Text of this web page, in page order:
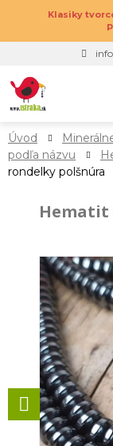
Klasiky
Úvod
podľa názvu
rondelky polšnúra
Hematit